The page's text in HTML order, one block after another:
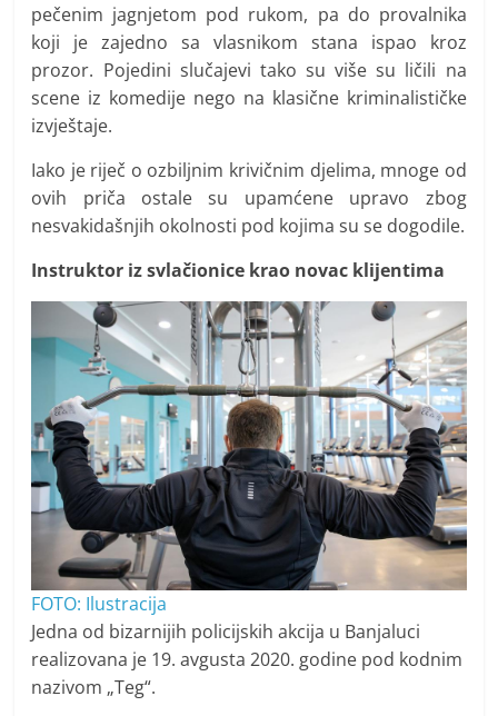
e
s
t
i
pečenim jagnjetom pod rukom, pa do provalnika
koji je zajedno sa vlasnikom stana ispao kroz
prozor. Pojedini slučajevi tako su više su ličili na
scene iz komedije nego na klasične kriminalističke
izvještaje.
Iako je riječ o ozbiljnim krivičnim djelima, mnoge od
ovih priča ostale su upamćene upravo zbog
nesvakidašnjih okolnosti pod kojima su se dogodile.
Instruktor iz svlačionice krao novac klijentima
FOTO: Ilustracija
Jedna od bizarnijih policijskih akcija u Banjaluci
realizovana je 19. avgusta 2020. godine pod kodnim
nazivom „Teg“.